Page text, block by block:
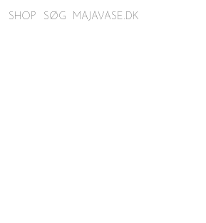
SHOP SØG MAJAVASE.DK